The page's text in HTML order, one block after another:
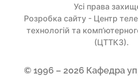
Усi права
Розробка сайту - Центр
технологій та
(ЦТТКЗ).
© 1996 – 2026 Кафедра